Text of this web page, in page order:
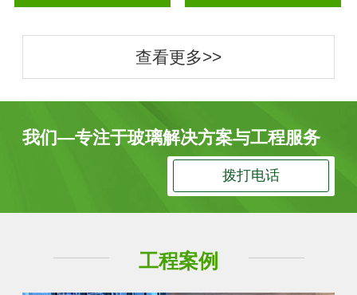
查看更多>>
我们—专注于玻璃解决方案与工程服务
拨打电话
工程案例